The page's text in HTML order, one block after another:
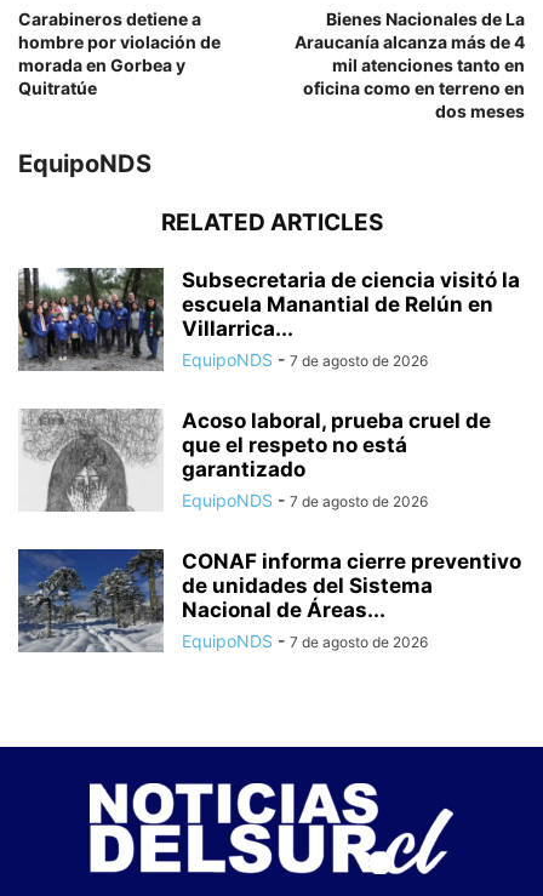
Carabineros detiene a
hombre por violación de
morada en Gorbea y
Quitratúe
Bienes Nacionales de La
Araucanía alcanza más de 4
mil atenciones tanto en
oficina como en terreno en
dos meses
EquipoNDS
RELATED ARTICLES
Subsecretaria de ciencia visitó la
escuela Manantial de Relún en
Villarrica...
EquipoNDS - 7 de agosto de 2026
Acoso laboral, prueba cruel de
que el respeto no está
garantizado
EquipoNDS - 7 de agosto de 2026
CONAF informa cierre preventivo
de unidades del Sistema
Nacional de Áreas...
EquipoNDS - 7 de agosto de 2026